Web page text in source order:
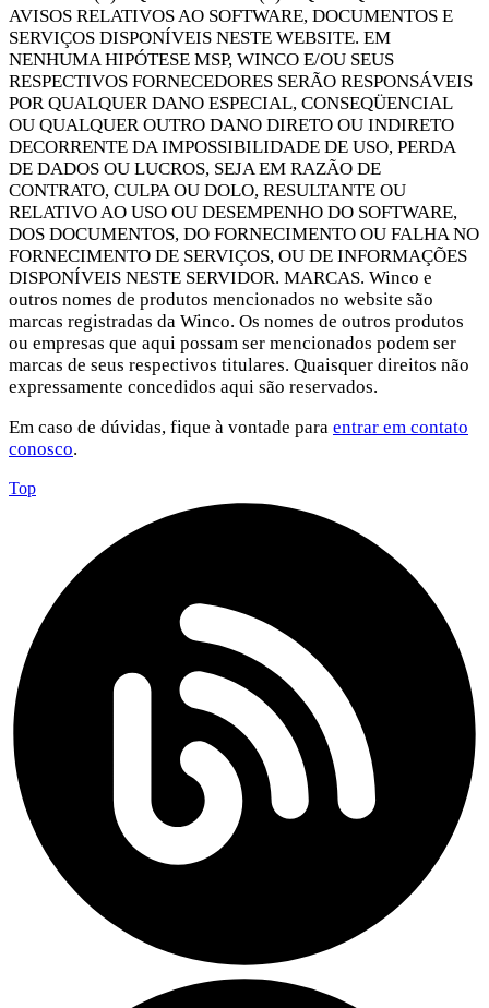
AVISOS RELATIVOS AO SOFTWARE, DOCUMENTOS E
SERVIÇOS DISPONÍVEIS NESTE WEBSITE. EM
NENHUMA HIPÓTESE MSP, WINCO E/OU SEUS
RESPECTIVOS FORNECEDORES SERÃO RESPONSÁVEIS
POR QUALQUER DANO ESPECIAL, CONSEQÜENCIAL
OU QUALQUER OUTRO DANO DIRETO OU INDIRETO
DECORRENTE DA IMPOSSIBILIDADE DE USO, PERDA
DE DADOS OU LUCROS, SEJA EM RAZÃO DE
CONTRATO, CULPA OU DOLO, RESULTANTE OU
RELATIVO AO USO OU DESEMPENHO DO SOFTWARE,
DOS DOCUMENTOS, DO FORNECIMENTO OU FALHA NO
FORNECIMENTO DE SERVIÇOS, OU DE INFORMAÇÕES
DISPONÍVEIS NESTE SERVIDOR. MARCAS. Winco e
outros nomes de produtos mencionados no website são
marcas registradas da Winco. Os nomes de outros produtos
ou empresas que aqui possam ser mencionados podem ser
marcas de seus respectivos titulares. Quaisquer direitos não
expressamente concedidos aqui são reservados.
Em caso de dúvidas, fique à vontade para entrar em contato
conosco.
Top